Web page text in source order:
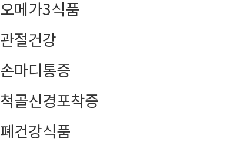
오메가3식품
관절건강
손마디통증
척골신경포착증
폐건강식품